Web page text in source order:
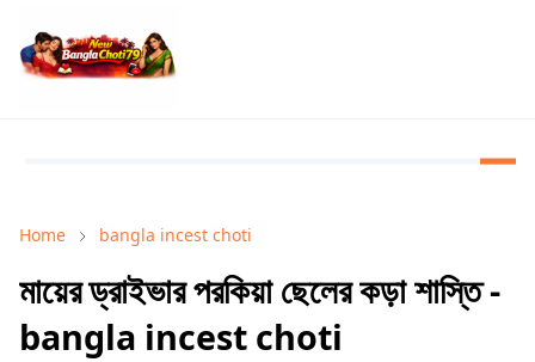
Home bangla incest choti
মায়ের ড্রাইভার পরকিয়া ছেলের কড়া শাস্তি -
bangla incest choti